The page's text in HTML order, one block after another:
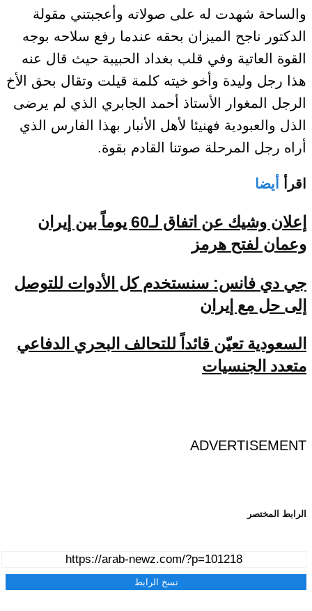
والساحة شهدت له على صولاته وأعجبتني مقولة
الدكتور ناجح الميزان بحقه عندما رفع سلاحه بوجه
القوة العاتية وفي قلب بغداد الحبيبة حيث قال عنه
هذا رجل وليدة وأخو خيته كلمة قيلت وتقال بحق الأخ
الرجل المغوار الأستاذ أحمد الجابري الذي لم يرضى
الذل والعبودية فهنيئا لأهل الأنبار بهذا الفارس الذي
أراه رجل المرحلة صوتنا القادم بقوة.
اقرأ أيضا
إعلان وشيك عن اتفاق لـ60 يوماً بين إيران
وعمان لفتح هرمز
جي دي فانس: سنستخدم كل الأدوات للتوصل
إلى حل مع إيران
السعودية تعيّن قائداً للتحالف البحري الدفاعي
متعدد الجنسيات
ADVERTISEMENT
الرابط المختصر
نسخ الرابط